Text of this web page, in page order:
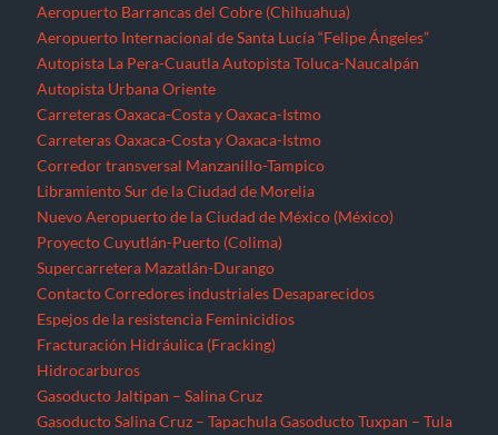
Aeropuerto Barrancas del Cobre (Chihuahua)
Aeropuerto Internacional de Santa Lucía “Felipe Ángeles”
Autopista La Pera-Cuautla Autopista Toluca-Naucalpán
Autopista Urbana Oriente
Carreteras Oaxaca-Costa y Oaxaca-Istmo
Carreteras Oaxaca-Costa y Oaxaca-Istmo
Corredor transversal Manzanillo-Tampico
Libramiento Sur de la Ciudad de Morelia
Nuevo Aeropuerto de la Ciudad de México (México)
Proyecto Cuyutlán-Puerto (Colima)
Supercarretera Mazatlán-Durango
Contacto Corredores industriales Desaparecidos
Espejos de la resistencia Feminicidios
Fracturación Hidráulica (Fracking)
Hidrocarburos
Gasoducto Jaltipan – Salina Cruz
Gasoducto Salina Cruz – Tapachula Gasoducto Tuxpan – Tula